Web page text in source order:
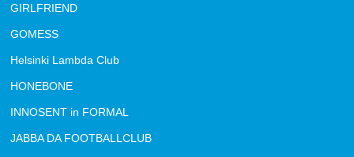
GIRLFRIEND
GOMESS
Helsinki Lambda Club
HONEBONE
INNOSENT in FORMAL
JABBA DA FOOTBALLCLUB